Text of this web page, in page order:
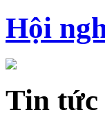
Hội
Tin tức